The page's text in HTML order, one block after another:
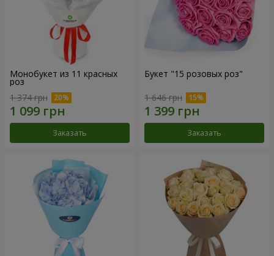
Монобукет из 11 красных
роз
1 374 грн
Заказать
Букет "15 розовых роз"
1 646 грн
Заказать